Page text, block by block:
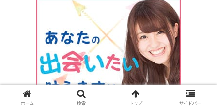
ホーム 検索 トップ サイドバー